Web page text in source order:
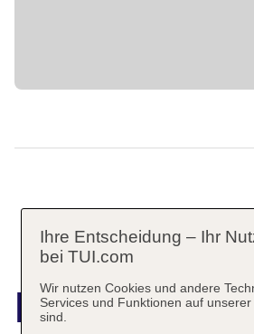
Ihre Entscheidung – Ihr
bei TUI.com
Wir nutzen Cookies und andere
Services und Funktionen auf
sind.